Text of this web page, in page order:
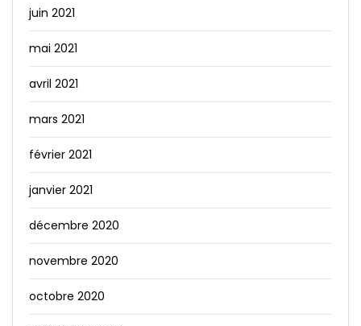
juin 2021
mai 2021
avril 2021
mars 2021
février 2021
janvier 2021
décembre 2020
novembre 2020
octobre 2020